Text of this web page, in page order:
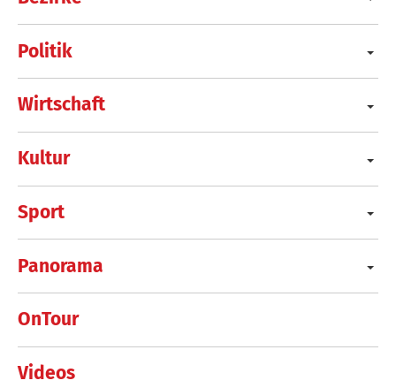
Politik
Wirtschaft
Kultur
Sport
Panorama
OnTour
Videos